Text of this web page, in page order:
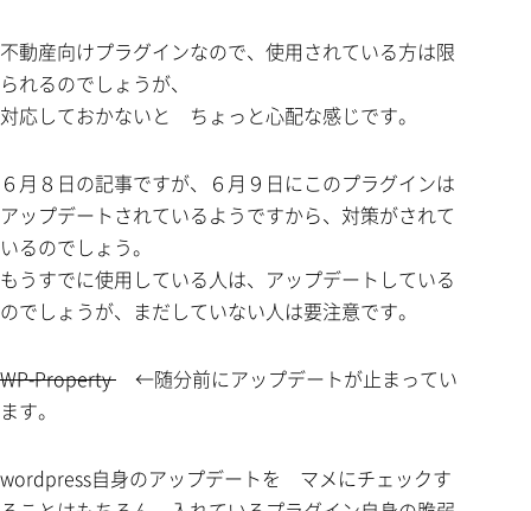
不動産向けプラグインなので、使用されている方は限
られるのでしょうが、
対応しておかないと ちょっと心配な感じです。
６月８日の記事ですが、６月９日にこのプラグインは
アップデートされているようですから、対策がされて
いるのでしょう。
もうすでに使用している人は、アップデートしている
のでしょうが、まだしていない人は要注意です。
WP-Property ←随分前にアップデートが止まってい
ます。
wordpress自身のアップデートを マメにチェックす